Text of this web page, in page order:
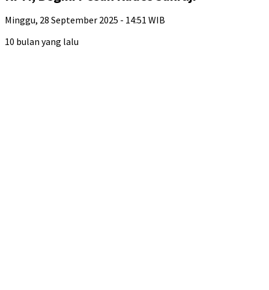
Minggu, 28 September 2025 - 14:51 WIB
10 bulan yang lalu